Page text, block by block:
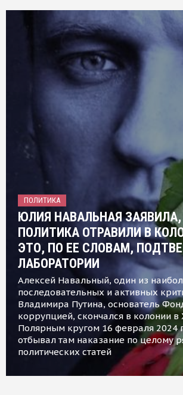
ПОЛИТИКА
ЮЛИЯ НАВАЛЬНАЯ
ПОЛИТИКА ОТРАВИЛИ В
ЭТО, ПО ЕЕ СЛОВАМ,
ЛАБОРАТОРИИ
Алексей Навальный, один из
последовательных и активных
Владимира Путина, основатель
коррупцией, скончался в колонии в
Полярным кругом 16 февраля 2024
отбывал там наказание по целому
политических статей